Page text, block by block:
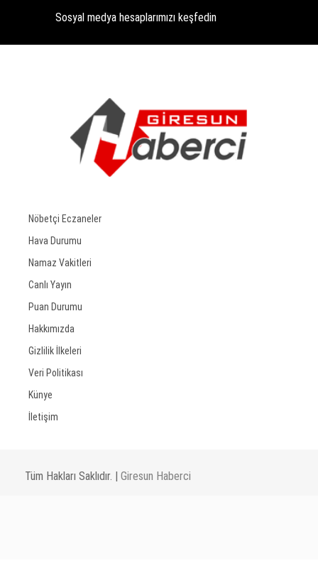
Sosyal medya hesaplarımızı keşfedin
Nöbetçi Eczaneler
Hava Durumu
Namaz Vakitleri
Canlı Yayın
Puan Durumu
Hakkımızda
Gizlilik İlkeleri
Veri Politikası
Künye
İletişim
Tüm Hakları Saklıdır. | Giresun Haberci